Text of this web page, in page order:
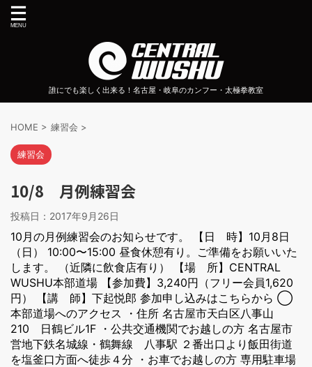
誰にでも楽しく出来る！名古屋・岐阜のカンフー・太極拳教室
HOME > 練習会 >
練習会
10/8 月例練習会
投稿日： 2017年9月26日
10月の月例練習会のお知らせです。 【日 時】10月8日
（日） 10:00〜15:00 昼食休憩有り。ご準備をお願いいた
します。 （近隣に飲食店有り） 【場 所】CENTRAL
WUSHU本部道場 【参加費】3,240円（フリー会員1,620
円） 【講 師】下起悦郎 参加申し込みはこちらから ◯
本部道場へのアクセス ・住所 名古屋市天白区八事山
210 日鶴ビル1F ・公共交通機関でお越しの方 名古屋市
営地下鉄名城線・鶴舞線 八事駅 ２番出口より飯田街道
を塩釜口方面へ徒歩４分 ・お車でお越しの方 専用駐車場